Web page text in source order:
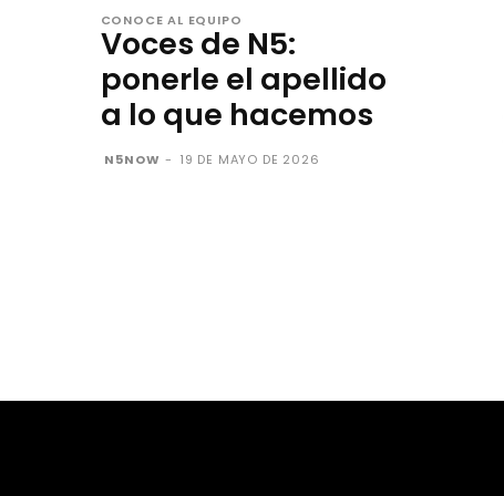
CONOCE AL EQUIPO
Voces de N5:
ponerle el apellido
a lo que hacemos
N5NOW - 19 DE MAYO DE 2026